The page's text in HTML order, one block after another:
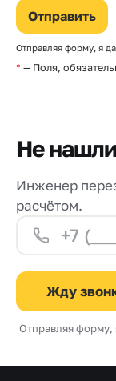
Отправляя форму, я
* — Поля,
Не
Инженер
расчётом.
Жду
Отправляя форму,